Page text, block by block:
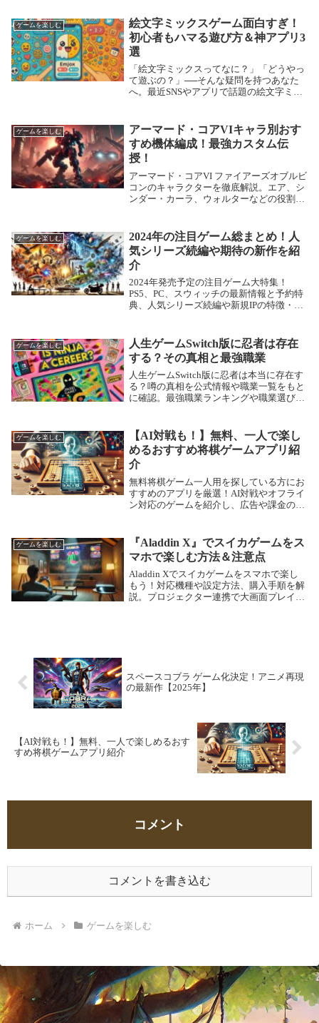
ゲームを楽しむ
絵文字ミックスゲーム面白すぎ！
初心者もハマる遊び方＆神アプリ3
選
「絵文字ミックスってなに？」「どうやっ
て遊ぶの？」──そんな疑問を持つあなた
へ。最近SNSやアプリで話題の絵文字ミッ
です。この記事では、遊び方からおすすめ
アプリ、人...
ゲームを楽しむ
アーマード・コアVIキャラ別おす
すめ機体編成！最強カスタム伝
授！
アーマード・コアVI ファイアーズオブルビ
コンのキャラクターを徹底解説。エア、シ
ンダー・カーラ、ウォルターなどの役割や
ゲームを楽しむ
2024年の注目ゲーム総まとめ！人
気シリーズ続編や期待の新作を紹
介
2024年発売予定の注目ゲーム大特集！
PS5、PC、スウィッチの最新情報と予約特
典、人気シリーズ続編や新規IPの特徴・見
ゲームを楽しむ
人生ゲームSwitch版に忍者は存在
する？その真相と最強職業
人生ゲームSwitch版に忍者は本当に存在す
る？噂の真相を公式情報や職業一覧をもと
に確認。最強職業ランキングや職業選びの
ゲームを楽しむ
【AI対戦も！】無料、一人で楽し
めるおすすめ将棋ゲームアプリ紹
介
無料将棋ゲーム一人用を探している方にお
すすめのアプリを厳選！AI対戦やオフライ
ン対応のゲームを紹介し、広告や課金の有
ゲームを楽しむ
『Aladdin X』でスイカゲームをス
マホで楽しむ方法＆注意点
Aladdin Xでスイカゲームをスマホで楽し
もう！対応機種や設定方法、購入手順を解
説。プロジェクター連携で大画面プレイも
スペースコブラ ゲーム化決定！アニメ再現
の最新作【2025年】
【AI対戦も！】無料、一人で楽しめるおす
すめ将棋ゲームアプリ紹介
コメント
コメントを書き込む
ホーム ゲームを楽しむ